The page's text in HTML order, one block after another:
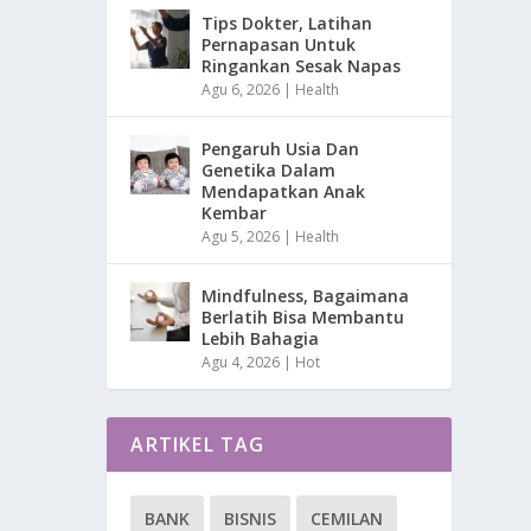
Tips Dokter, Latihan
Pernapasan Untuk
Ringankan Sesak Napas
Agu 6, 2026 | Health
Pengaruh Usia Dan
Genetika Dalam
Mendapatkan Anak
Kembar
Agu 5, 2026 | Health
Mindfulness, Bagaimana
Berlatih Bisa Membantu
Lebih Bahagia
Agu 4, 2026 | Hot
ARTIKEL TAG
BANK BISNIS CEMILAN